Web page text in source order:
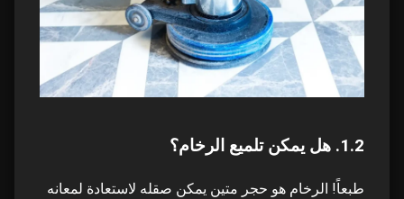
الفخامة
15 5.1. الفخامة في كل خطوة
1.2. هل يمكن تلميع الرخام؟
طبعاً! الرخام هو حجر متين يمكن صقله لاستعادة لمعانه